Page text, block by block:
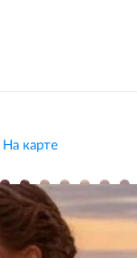
На карте